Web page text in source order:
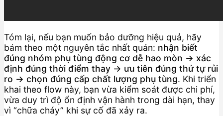
Tóm lại, nếu bạn muốn bảo dưỡng hiệu quả, hãy
bám theo một nguyên tắc nhất quán: nhận biết
đúng nhóm phụ tùng động cơ dễ hao mòn → xác
định đúng thời điểm thay → ưu tiên đúng thứ tự rủi
ro → chọn đúng cấp chất lượng phụ tùng. Khi triển
khai theo flow này, bạn vừa kiểm soát được chi phí,
vừa duy trì độ ổn định vận hành trong dài hạn, thay
vì “chữa cháy” khi sự cố đã xảy ra.